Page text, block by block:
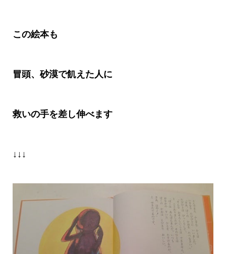
この絵本も
冒頭、砂漠で飢えた人に
救いの手を差し伸べます
↓↓↓